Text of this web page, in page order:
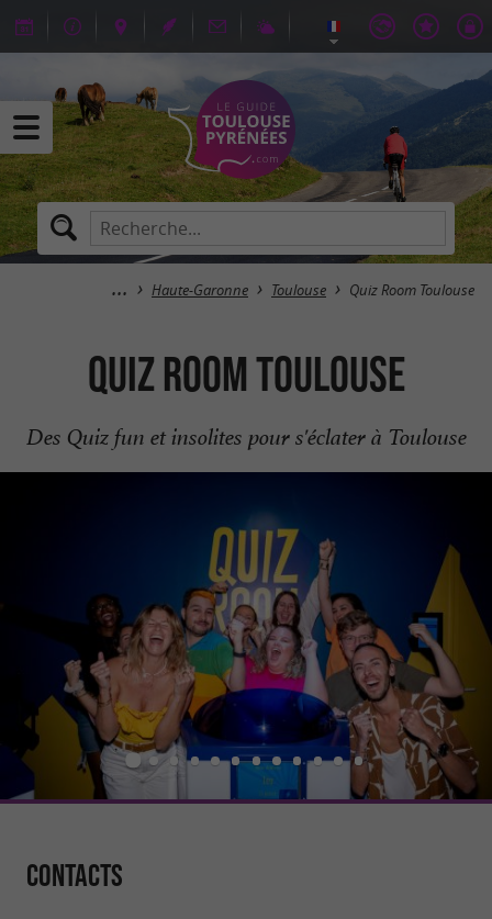
Haute-Garonne Toulouse Quiz Room Toulouse
Quiz Room Toulouse
Des Quiz fun et insolites pour s'éclater à Toulouse
Contacts